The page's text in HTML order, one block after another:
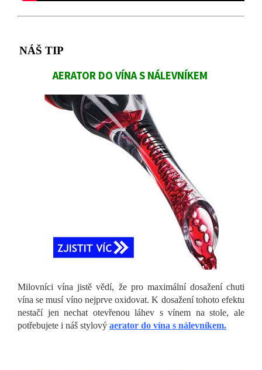
NÁŠ TIP
AERATOR DO VÍNA S NÁLEVNÍKEM
Milovníci vína jistě vědí, že pro maximální dosažení chuti
vína se musí víno nejprve oxidovat. K dosažení tohoto efektu
nestačí jen nechat otevřenou láhev s vínem na stole, ale
potřebujete i náš stylový aerator do vína s nálevníkem.